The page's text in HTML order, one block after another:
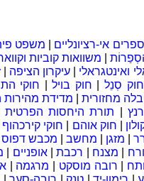
אי-רציונליים
משפט
| משוואות קוביות
ואינטגראלי עיקרון הציפה
חוק סְנֵל חוק בויל| חוקי
מחזורית
מדידת מהירות
תורת היחסות הפרטית
חוק אוהם חוקי קירכהוף
מזגן מחשב מכבש דפוס
מצנח רכבת|אופניים
רובה מוסקט מרגמה |